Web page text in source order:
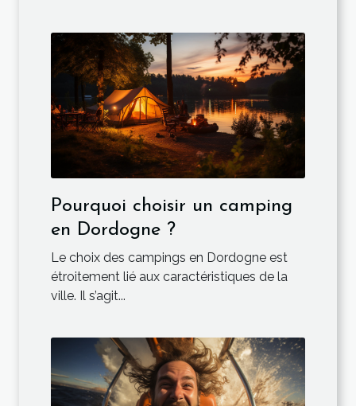
Pourquoi choisir un camping
en Dordogne ?
Le choix des campings en Dordogne est
étroitement lié aux caractéristiques de la
ville. Il s’agit...